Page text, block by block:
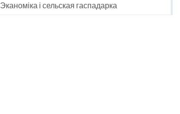
Эканоміка і сельская гаспадарка